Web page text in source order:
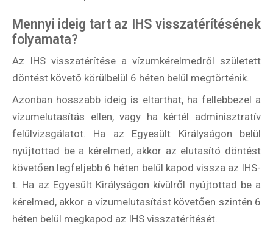
Mennyi ideig tart az IHS visszatérítésének
folyamata?
Az IHS visszatérítése a vízumkérelmedről született
döntést követő körülbelül 6 héten belül megtörténik.
Azonban hosszabb ideig is eltarthat, ha fellebbezel a
vízumelutasítás ellen, vagy ha kértél adminisztratív
felülvizsgálatot. Ha az Egyesült Királyságon belül
nyújtottad be a kérelmed, akkor az elutasító döntést
követően legfeljebb 6 héten belül kapod vissza az IHS-
t. Ha az Egyesült Királyságon kívülről nyújtottad be a
kérelmed, akkor a vízumelutasítást követően szintén 6
héten belül megkapod az IHS visszatérítését.